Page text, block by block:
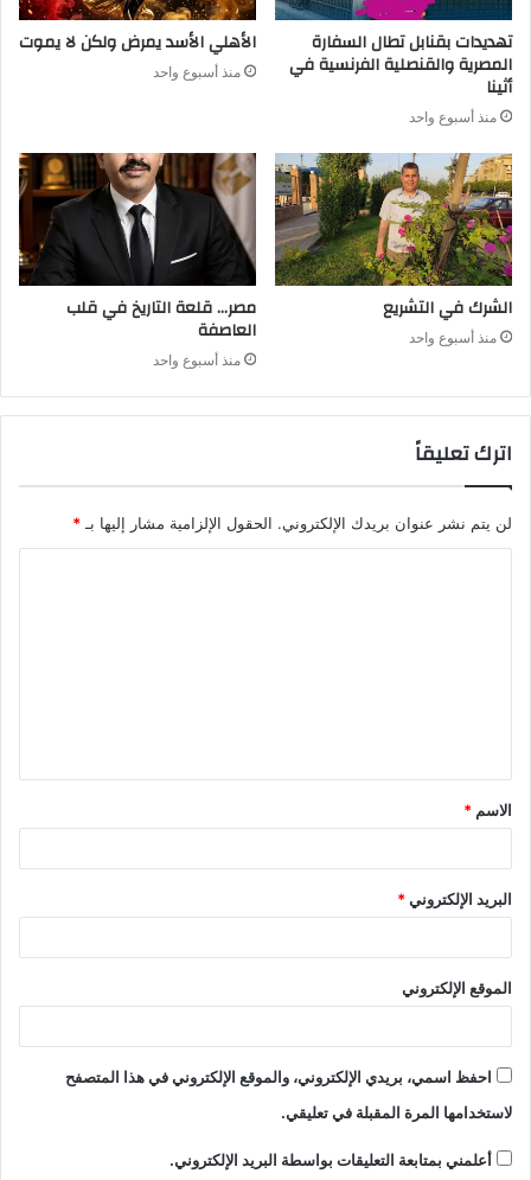
تهديدات بقنابل تطال السفارة
المصرية والقنصلية الفرنسية في
أثينا
منذ أسبوع واحد
الأهلي الأسد يمرض ولكن لا يموت
منذ أسبوع واحد
الشرك في التشريع
منذ أسبوع واحد
مصر… قلعة التاريخ في قلب
العاصفة
منذ أسبوع واحد
اترك تعليقاً
لن يتم نشر عنوان بريدك الإلكتروني. الحقول الإلزامية مشار إليها بـ*
الاسم *
البريد الإلكتروني*
الموقع الإلكتروني
احفظ اسمي، بريدي الإلكتروني، والموقع الإلكتروني في هذا المتصفح
لاستخدامها المرة المقبلة في تعليقي.
أعلمني بمتابعة التعليقات بواسطة البريد الإلكتروني.